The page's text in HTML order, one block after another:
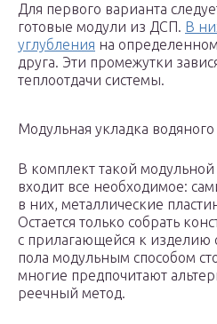
Для первого варианта
готовые модули из ДСП. В
углубления на
друга. Эти промежутки
теплоотдачи системы.
Модульная укладка водяного
В комплект такой
входит все необходимое:
в них, металлические
Остается только собрать
с прилагающейся к изделию
пола модульным способом
многие предпочитают
реечный метод.